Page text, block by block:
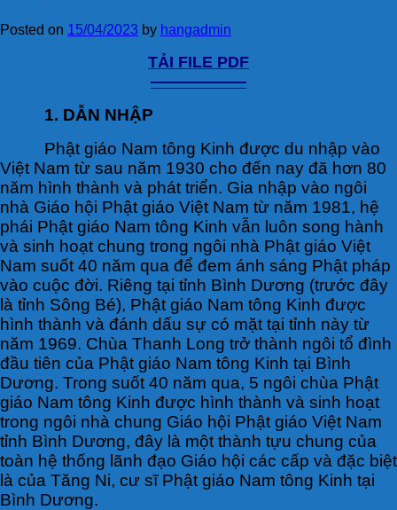
Posted on 15/04/2023 by hangadmin
TẢI FILE PDF
——————
1. DẪN NHẬP
Phật giáo Nam tông Kinh được du nhập vào
Việt Nam từ sau năm 1930 cho đến nay đã hơn 80
năm hình thành và phát triển. Gia nhập vào ngôi
nhà Giáo hội Phật giáo Việt Nam từ năm 1981, hệ
phái Phật giáo Nam tông Kinh vẫn luôn song hành
và sinh hoạt chung trong ngôi nhà Phật giáo Việt
Nam suốt 40 năm qua để đem ánh sáng Phật pháp
vào cuộc đời. Riêng tại tỉnh Bình Dương (trước đây
là tỉnh Sông Bé), Phật giáo Nam tông Kinh được
hình thành và đánh dấu sự có mặt tại tỉnh này từ
năm 1969. Chùa Thanh Long trở thành ngôi tổ đình
đầu tiên của Phật giáo Nam tông Kinh tại Bình
Dương. Trong suốt 40 năm qua, 5 ngôi chùa Phật
giáo Nam tông Kinh được hình thành và sinh hoạt
trong ngôi nhà chung Giáo hội Phật giáo Việt Nam
tỉnh Bình Dương, đây là một thành tựu chung của
toàn hệ thống lãnh đạo Giáo hội các cấp và đặc biệt
là của Tăng Ni, cư sĩ Phật giáo Nam tông Kinh tại
Bình Dương.